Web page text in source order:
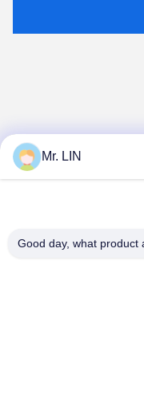
Guangdong
Mr. LIN
Good day, what product